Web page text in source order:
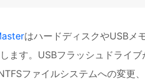
はハードディスクやUSBメ
ます。USBフラッシュドライ
ファイルシステムへの変更